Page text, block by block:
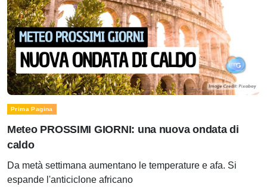
Prima Pagina
Meteo PROSSIMI GIORNI: una nuova ondata di
caldo
Da metà settimana aumentano le temperature e afa. Si
espande l'anticiclone africano